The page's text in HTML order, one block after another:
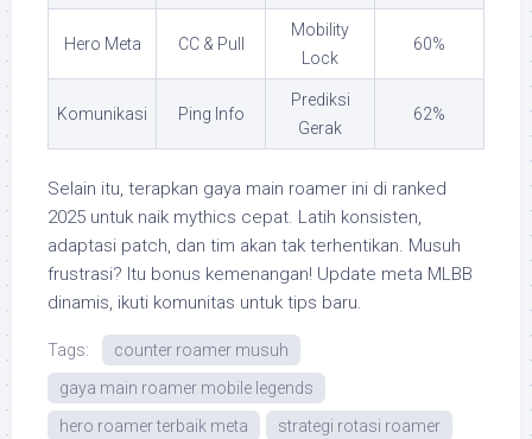
Hero Meta CC & Pull
Mobility
Lock
60%
Komunikasi Ping Info
Prediksi
Gerak
62%
Selain itu, terapkan gaya main roamer ini di ranked
2025 untuk naik mythics cepat. Latih konsisten,
adaptasi patch, dan tim akan tak terhentikan. Musuh
frustrasi? Itu bonus kemenangan! Update meta MLBB
dinamis, ikuti komunitas untuk tips baru.
Tags:
counter roamer musuh
gaya main roamer mobile legends
hero roamer terbaik meta
strategi rotasi roamer